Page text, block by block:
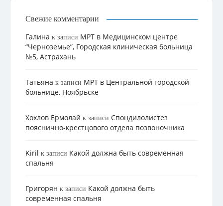
Свежие комментарии
Галина к записи МРТ в Медицинском центре
“Черноземье”, Городская клиническая больница
№5, Астрахань
Татьяна к записи МРТ в Центральной городской
больнице, Ноябрьске
Хохлов Ермолай к записи Cпондилолистез
пояснично-крестцового отдела позвоночника
Kiril к записи Какой должна быть современная
спальня
Григорян к записи Какой должна быть
современная спальня